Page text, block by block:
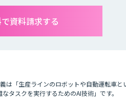
資料請求する
は「生産ラインのロボットや自動運転車と
タスクを実行するためのAI技術」です。